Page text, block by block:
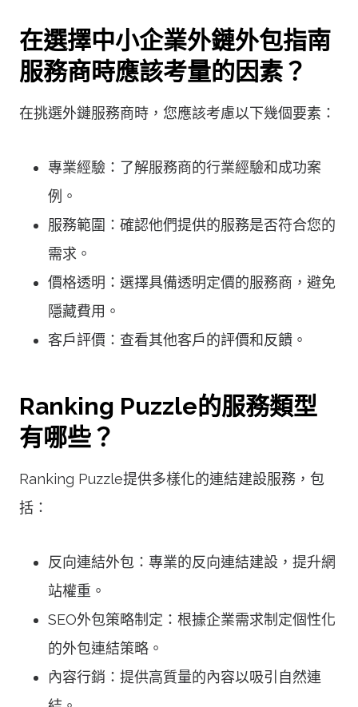
在選擇中小企業外鏈外包指南
服務商時應該考量的因素？
在挑選外鏈服務商時，您應該考慮以下幾個要素：
專業經驗：了解服務商的行業經驗和成功案
例。
服務範圍：確認他們提供的服務是否符合您的
需求。
價格透明：選擇具備透明定價的服務商，避免
隱藏費用。
客戶評價：查看其他客戶的評價和反饋。
Ranking Puzzle的服務類型
有哪些？
Ranking Puzzle提供多樣化的連結建設服務，包
括：
反向連結外包：專業的反向連結建設，提升網
站權重。
SEO外包策略制定：根據企業需求制定個性化
的外包連結策略。
內容行銷：提供高質量的內容以吸引自然連